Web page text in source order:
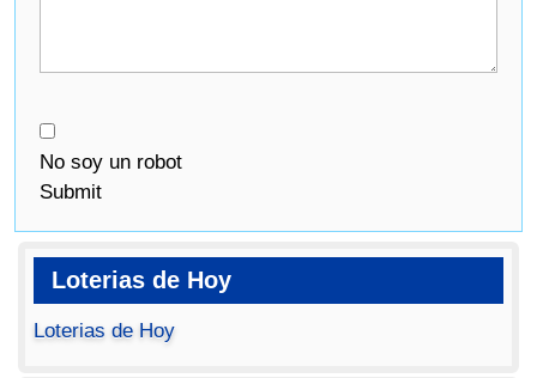
No soy un robot
Submit
Loterias de Hoy
Loterias de Hoy